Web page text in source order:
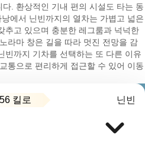
. 환상적인 기내 편의 시설도 타는 동
에서 닌빈까지의 열차는 가볍고 넓은
추고 있으며 충분한 레그룸과 넉넉한
라마 창은 길을 따라 멋진 전망을 감
빈까지 기차를 선택하는 또 다른 이유
통으로 편리하게 접근할 수 있어 이동
킬로 닌빈